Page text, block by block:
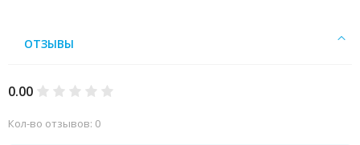
ОТЗЫВЫ
0.00
Кол-во отзывов: 0